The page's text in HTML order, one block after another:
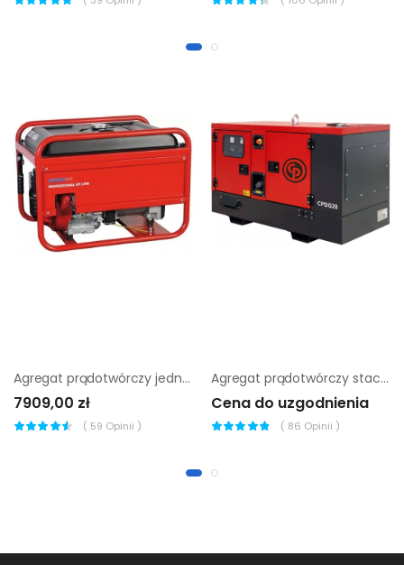
Agregat prądotwórczy jednofazowy Endress ESE 606 HS-GT
7909,00 zł
( 59 Opinii )
Agregat prądotwórczy stacjonarny Chicago Pneumatic CPDG 14
Cena do uzgodnienia
( 86 Opinii )